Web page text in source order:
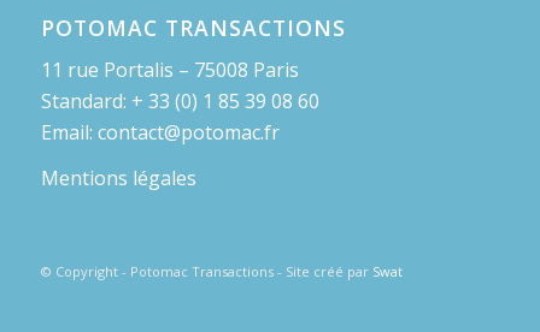
POTOMAC TRANSACTIONS
11 rue Portalis – 75008 Paris
Standard: + 33 (0) 1 85 39 08 60
Email: contact@potomac.fr
Mentions légales
© Copyright - Potomac Transactions - Site créé par Swat